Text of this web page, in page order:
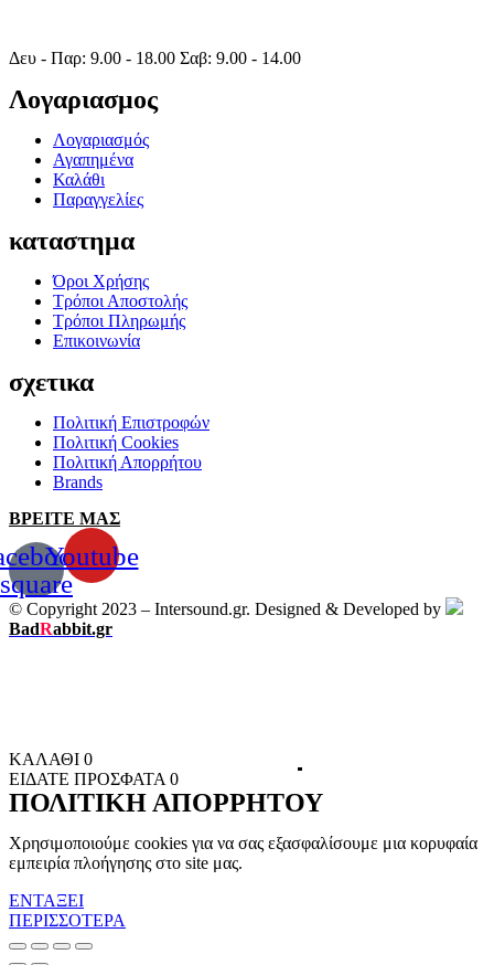
Δευ - Παρ: 9.00 - 18.00 Σαβ: 9.00 - 14.00
Λογαριασμος
Λογαριασμός
Αγαπημένα
Καλάθι
Παραγγελίες
καταστημα
Όροι Χρήσης
Τρόποι Αποστολής
Τρόποι Πληρωμής
Επικοινωνία
σχετικα
Πολιτική Επιστροφών
Πολιτική Cookies
Πολιτική Απορρήτου
Brands
ΒΡΕΙΤΕ ΜΑΣ
square
Youtube
© Copyright 2023 – Intersound.gr. Designed & Developed by
BadRabbit.gr
ΚΑΛΑΘΙ 0
ΕΙΔΑΤΕ ΠΡΟΣΦΑΤΑ 0
ΠΟΛΙΤΙΚΗ ΑΠΟΡΡΗΤΟΥ
Χρησιμοποιούμε cookies για να σας εξασφαλίσουμε μια κορυφαία
εμπειρία πλοήγησης στο site μας.
ΕΝΤΑΞΕΙ
ΠΕΡΙΣΣΟΤΕΡΑ